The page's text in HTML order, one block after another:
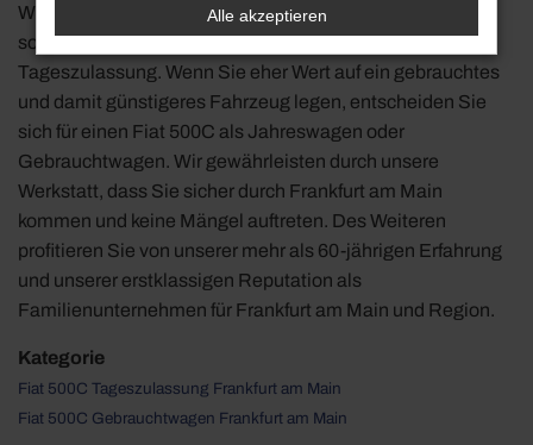
Wir von Klos Automobile bieten Ihnen den Fiat 500C
sowohl als Neuwagen als auch als günstige
Tageszulassung. Wenn Sie eher Wert auf ein gebrauchtes
und damit günstigeres Fahrzeug legen, entscheiden Sie
sich für einen Fiat 500C als Jahreswagen oder
Gebrauchtwagen. Wir gewährleisten durch unsere
Werkstatt, dass Sie sicher durch Frankfurt am Main
kommen und keine Mängel auftreten. Des Weiteren
profitieren Sie von unserer mehr als 60-jährigen Erfahrung
und unserer erstklassigen Reputation als
Familienunternehmen für Frankfurt am Main und Region.
Kategorie
Fiat 500C Tageszulassung Frankfurt am Main
Fiat 500C Gebrauchtwagen Frankfurt am Main
Alle akzeptieren